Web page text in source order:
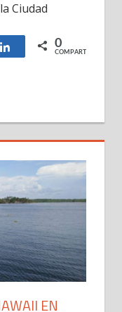
Ciudad
Compartir
0
COMPARTIR
EN